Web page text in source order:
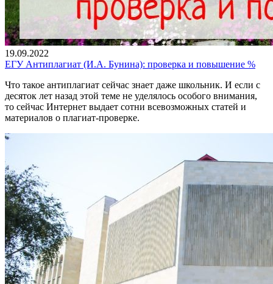
19.09.2022
ЕГУ Антиплагиат (И.А. Бунина): проверка и повышение %
Что такое антиплагиат сейчас знает даже школьник. И если с
десяток лет назад этой теме не уделялось особого внимания,
то сейчас Интернет выдает сотни всевозможных статей и
материалов о плагиат-проверке.